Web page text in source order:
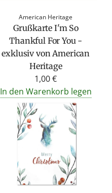
American Heritage
Grußkarte I'm So
Thankful For You -
exklusiv von American
Heritage
1,00 €
In den Warenkorb legen